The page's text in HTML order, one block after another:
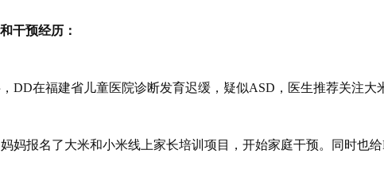
干预经历：
DD在福建省儿童医院诊断发育迟缓，疑似ASD，医生推荐关注大
妈报名了大米和小米线上家长培训项目，开始家庭干预。同时也